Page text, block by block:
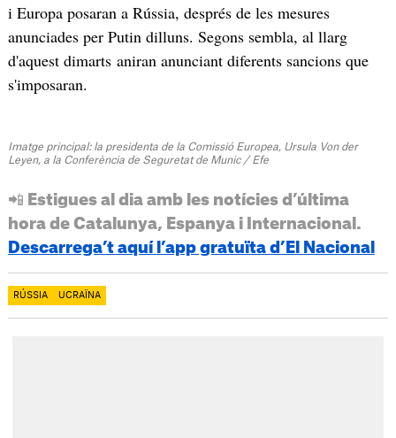
i Europa posaran a Rússia, després de les mesures
anunciades per Putin dilluns. Segons sembla, al llarg
d'aquest dimarts aniran anunciant diferents sancions que
s'imposaran.
Imatge principal: la presidenta de la Comissió Europea, Ursula Von der
Leyen, a la Conferència de Seguretat de Munic / Efe
📲 Estigues al dia amb les notícies d’última
hora de Catalunya, Espanya i Internacional.
Descarrega’t aquí l’app gratuïta d’El Nacional
RÚSSIA UCRAÏNA